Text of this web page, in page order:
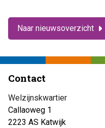
Naar nieuwsoverzicht
Contact
Welzijnskwartier
Callaoweg 1
2223 AS Katwijk